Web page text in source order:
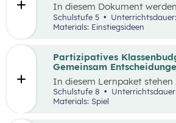
Partizipatives
Gemeinsam
In diesem Lernpaket stehen
Methoden im Vordergrund,
Schüler:innen helfen sollen,
Schulstufe 8
Materials: Spiel
In diesem Dokument
Einstiegsideen für den
„Leben und Wirtschaften im
Erlebnis für die
und wo auch
Schulstufe 5
Materials: Einstiegsideen